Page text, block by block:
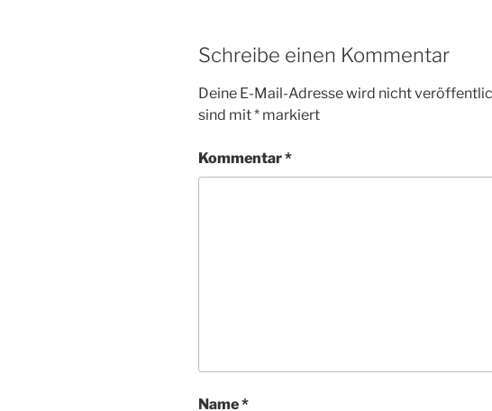
Schreibe einen Kommentar
Deine E-Mail-Adresse wird nicht
sind mit* markiert
Kommentar*
Name*